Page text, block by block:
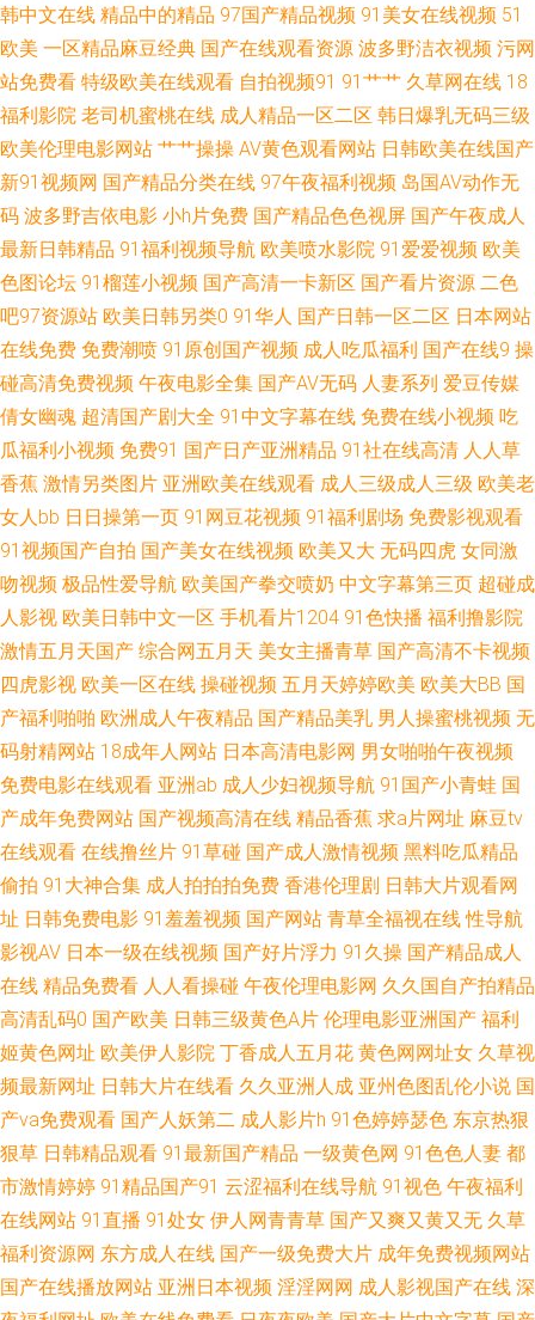
女操逼视频 日韩欧美国产一区 青青草操逼视频 91综合视频 亚洲五月天偷拍
91豆花 国产精品毛片 亚洲成人网站大全 操熟女视频播放 亚洲97 午夜熟女福
tv91 久草涩涩 91成人版 色色一本道 超碰人摸 久久伊人超碰 91精品10 豆花
av岛国 成人福利视频影院 国产69精品麻豆 97夜夜夜 99超碰资源总站 亚洲
天堂视频网 99公开超碰 91无毒精选探花 午夜剧院 另类网址 久久天堂国产情
侣 四虎性爱欧美 久久草热婷首页 成人伊人性爱网 黄色电影导航 韩国三级亚
洲综合 91性情网站 微拍秒拍福利99 大香蕉福利网 91在线欧洲 天天日日干
女优破解网 91线上看 婷婷色福利导航 伊人久久婷婷 成人AⅤ色导航 久草手
机在线 91伊人五月天 人人干人人操人妻 91成人在线初夜 男人色色天堂 国产
天天无日日 AV午夜福利导航 亚洲黄色AU 91超碰人人看 福利天堂91 国产黄
色自拍网址 狠狠撸天天操 大香蕉依然在线 超碰在线人人91 四虎影院人妻 欧
美成人草草影视 五月天性爱网站 91官网网页版 97福利超碰在线 欧洲色网91
超碰成人91 豆花av网站 尤物网成人 海角人妻91 欧美草逼网 韩日av无码 熟
女丝袜 日韩欧美大B 91高清视频网站 成人三级网站免费 成人av伊人网 日韩
av123 在线看视频污 超碰公开免费 欧美精品一级片 变态另类综合网 豆花视
线 97搞色 另类图片亚洲色图 91美女网站 久热青草 久草超碰 成人AV三级传
媒 三级午夜影院 天堂AV导航 俺去也视频 国精品123 国产久艹视频 国产传媒
精选 3级A毛片 在线超鹏 白丝自慰网站91 操逼网站三级 天堂网成人网 超碰
操操日 大香蕉9999 少妇日皮 wwwc超碰 天天干天天操天天 午夜国产色色AV
欧美激情另类 青青操久操视频 加勒比激情综合 97超碰伊人 极品韩国无码 国
韩中文在线 精品中的精品 97国产精品视频 91美女在线视频 51
欧美 一区精品麻豆经典 国产在线观看资源 波多野洁衣视频 污网
站免费看 特级欧美在线观看 自拍视频91 91艹艹 久草网在线 18
福利影院 老司机蜜桃在线 成人精品一区二区 韩日爆乳无码三级
欧美伦理电影网站 艹艹操操 AV黄色观看网站 日韩欧美在线国产
新91视频网 国产精品分类在线 97午夜福利视频 岛国AV动作无
码 波多野吉依电影 小h片免费 国产精品色色视屏 国产午夜成人
最新日韩精品 91福利视频导航 欧美喷水影院 91爱爱视频 欧美
色图论坛 91榴莲小视频 国产高清一卡新区 国产看片资源 二色
吧97资源站 欧美日韩另类0 91华人 国产日韩一区二区 日本网站
在线免费 免费潮喷 91原创国产视频 成人吃瓜福利 国产在线9 操
碰高清免费视频 午夜电影全集 国产AV无码 人妻系列 爱豆传媒
倩女幽魂 超清国产剧大全 91中文字幕在线 免费在线小视频 吃
瓜福利小视频 免费91 国产日产亚洲精品 91社在线高清 人人草
香蕉 激情另类图片 亚洲欧美在线观看 成人三级成人三级 欧美老
女人bb 日日操第一页 91网豆花视频 91福利剧场 免费影视观看
91视频国产自拍 国产美女在线视频 欧美又大 无码四虎 女同激
吻视频 极品性爱导航 欧美国产拳交喷奶 中文字幕第三页 超碰成
人影视 欧美日韩中文一区 手机看片1204 91色快播 福利撸影院
激情五月天国产 综合网五月天 美女主播青草 国产高清不卡视频
四虎影视 欧美一区在线 操碰视频 五月天婷婷欧美 欧美大BB 国
产福利啪啪 欧洲成人午夜精品 国产精品美乳 男人操蜜桃视频 无
码射精网站 18成年人网站 日本高清电影网 男女啪啪午夜视频
免费电影在线观看 亚洲ab 成人少妇视频导航 91国产小青蛙 国
产成年免费网站 国产视频高清在线 精品香蕉 求a片网址 麻豆tv
在线观看 在线撸丝片 91草碰 国产成人激情视频 黑料吃瓜精品
偷拍 91大神合集 成人拍拍拍免费 香港伦理剧 日韩大片观看网
址 日韩免费电影 91羞羞视频 国产网站 青草全福视在线 性导航
影视AV 日本一级在线视频 国产好片浮力 91久操 国产精品成人
在线 精品免费看 人人看操碰 午夜伦理电影网 久久国自产拍精品
高清乱码0 国产欧美 日韩三级黄色A片 伦理电影亚洲国产 福利
姬黄色网址 欧美伊人影院 丁香成人五月花 黄色网网址女 久草视
频最新网址 日韩大片在线看 久久亚洲人成 亚州色图乱伦小说 国
产va免费观看 国产人妖第二 成人影片h 91色婷婷瑟色 东京热狠
狠草 日韩精品观看 91最新国产精品 一级黄色网 91色色人妻 都
市激情婷婷 91精品国产91 云涩福利在线导航 91视色 午夜福利
在线网站 91直播 91处女 伊人网青青草 国产又爽又黄又无 久草
福利资源网 东方成人在线 国产一级免费大片 成年免费视频网站
国产在线播放网站 亚洲日本视频 淫淫网网 成人影视国产在线 深